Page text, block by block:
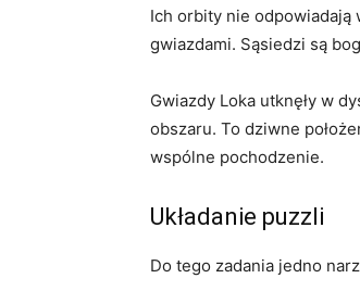
Ich orbity nie odpowiadają
gwiazdami. Sąsiedzi są
Gwiazdy Loka utknęły w
obszaru. To dziwne
wspólne pochodzenie.
Układanie puzzli
Do tego zadania jedno